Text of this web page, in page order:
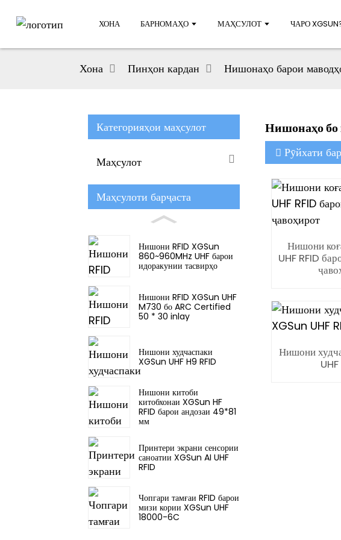
ХОНА БАРНОМАҲО МАҲСУЛОТ ЧАРО
Хона Пинҳон кардан Нишонаҳо барои
Категорияҳои маҳсулот
Маҳсулот
Маҳсулоти барҷаста
Нишони RFID XGSun
860~960MHz UHF барои
идоракунии тасвирҳо
Нишони RFID XGSun UHF
M730 бо ARC Certified
50 * 30 inlay
Нишони худчаспаки
XGSun UHF H9 RFID
Нишони китоби
китобхонаи XGSun HF
RFID барои андозаи 49*81
мм
Принтери экрани сенсории
саноатии XGSun AI UHF
RFID
Чопгари тамғаи RFID барои
мизи кории XGSun UHF
18000-6C
Нишонаҳо бо
Рӯйхати
Нишони
UHF RFID
Нишони